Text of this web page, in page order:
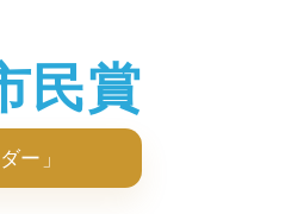
民賞
ー」